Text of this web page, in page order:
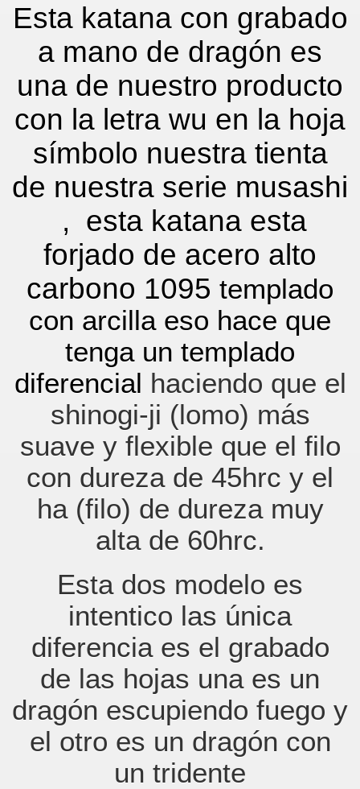
Esta katana con grabado
a mano de dragón es
una de nuestro producto
con la letra wu en la hoja
símbolo nuestra tienta
de nuestra serie musashi
, esta katana esta
forjado de acero alto
carbono 1095 templado
con arcilla eso hace que
tenga un templado
diferencial haciendo que el
shinogi-ji (lomo) más
suave y flexible que el filo
con dureza de 45hrc y el
ha (filo) de dureza muy
alta de 60hrc.
Esta dos modelo es
intentico las única
diferencia es el grabado
de las hojas una es un
dragón escupiendo fuego y
el otro es un dragón con
un tridente